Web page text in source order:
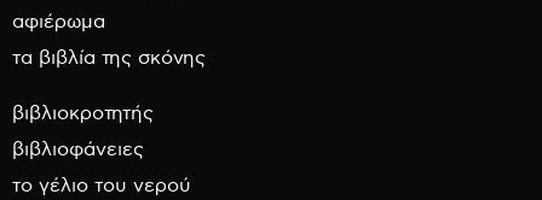
αφιέρωμα
τα βιβλία της σκόνης
βιβλιοκροτητής
βιβλιοφάνειες
το γέλιο του νερού